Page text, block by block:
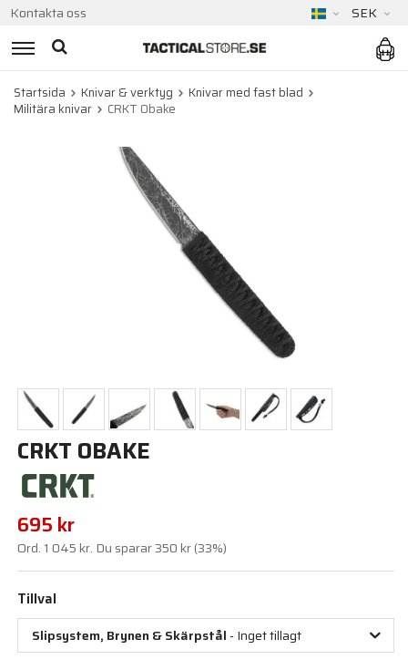
Kontakta oss SEK
Startsida Knivar & verktyg
Knivar med fast blad
Militära knivar
CRKT Obake
CRKT OBAKE
695 kr
Ord. 1 045 kr. Du sparar350 kr(33%)
Tillval
Slipsystem, Brynen & Skärpstål - Inget tillagt